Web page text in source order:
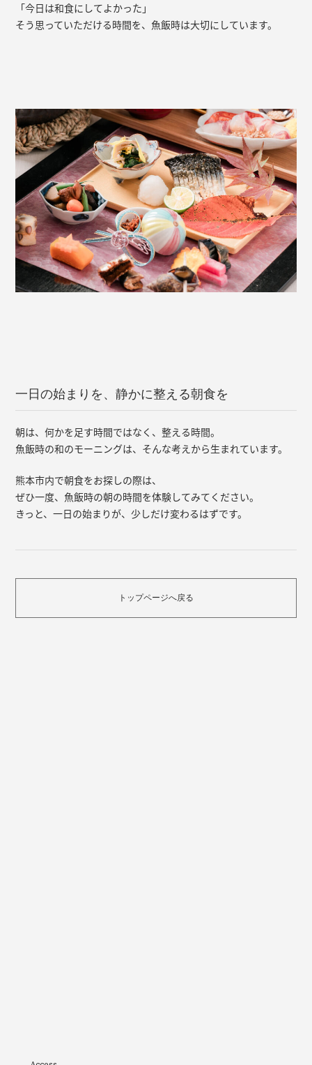
「今日は和食にしてよかった」
そう思っていただける時間を、魚飯時は大切にしています。
一日の始まりを、静かに整える朝食を
朝は、何かを足す時間ではなく、整える時間。
魚飯時の和のモーニングは、そんな考えから生まれています。
熊本市内で朝食をお探しの際は、
ぜひ一度、魚飯時の朝の時間を体験してみてください。
きっと、一日の始まりが、少しだけ変わるはずです。
トップページへ戻る